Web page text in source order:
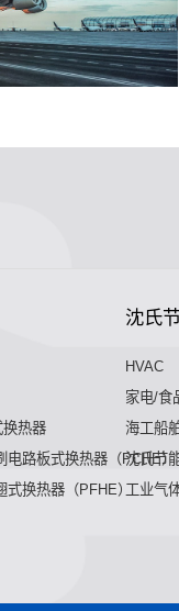
热器
电路板式换热器（PCHE）
式换热器（PFHE）
沈氏
HVAC
家电/食
海工船
沈氏节
工业气